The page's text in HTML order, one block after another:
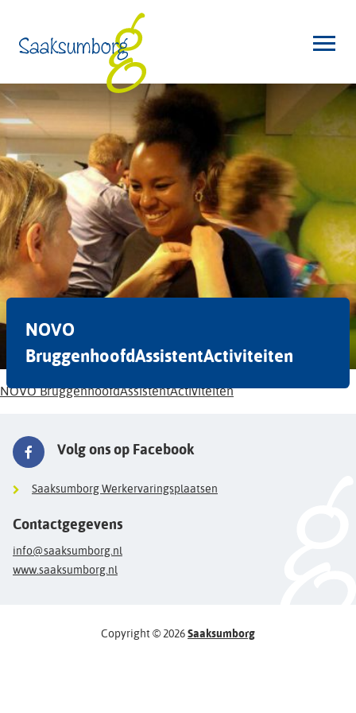
NOVO
BruggenhoofdAssistentActiviteiten
NOVO BruggenhoofdAssistentActiviteiten
Volg ons op Facebook
Saaksumborg Werkervaringsplaatsen
Contactgegevens
info@saaksumborg.nl
www.saaksumborg.nl
Copyright © 2026Saaksumborg